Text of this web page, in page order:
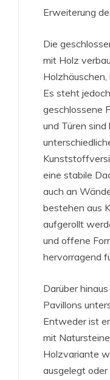
Erweiterung
Die
mit Holz
Es steht
geschlossene
und Türen sind
eine stabile
auch an
bestehen aus
aufgerollt
und offene
hervorragend
Darüber
Pavillons
Entweder ist
mit
Holzvariante
ausgelegt